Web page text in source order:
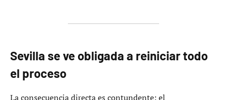
Sevilla se ve obligada a reiniciar todo
el proceso
La consecuencia directa es contundente: el